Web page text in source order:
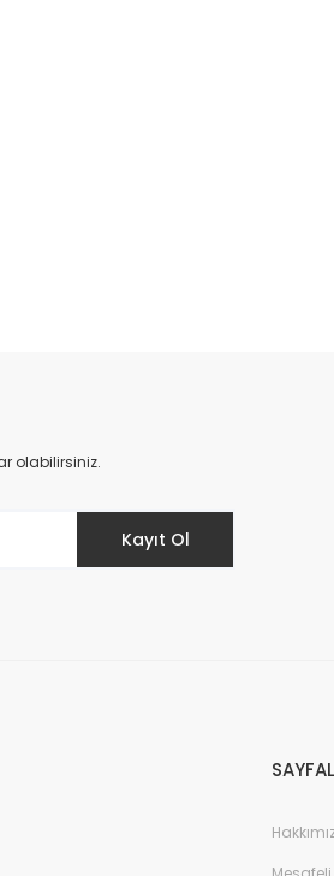
olabilirsiniz.
Kayıt Ol